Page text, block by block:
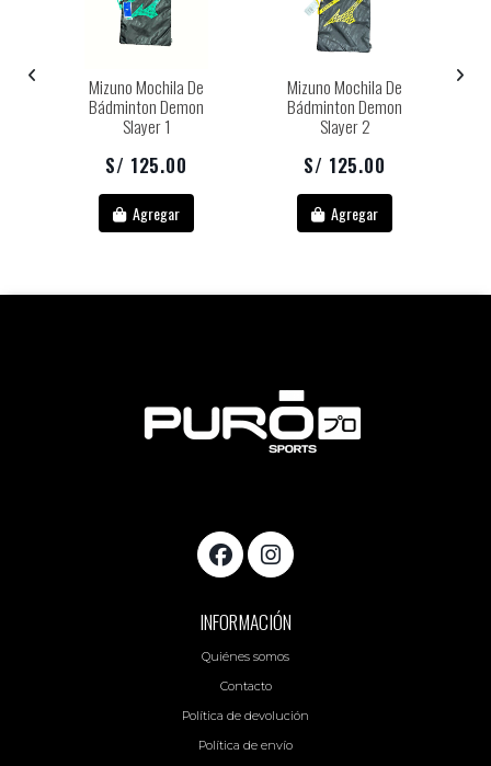
Mizuno Mochila De
Bádminton Demon
Slayer 1
S/ 125.00
Agregar
Mizuno Mochila De
Bádminton Demon
Slayer 2
S/ 125.00
Agregar
INFORMACIÓN
Quiénes somos
Contacto
Política de devolución
Política de envío